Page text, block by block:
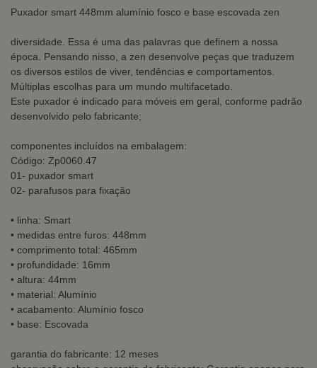
Puxador smart 448mm alumínio fosco e base escovada zen
diversidade. Essa é uma das palavras que definem a nossa
época. Pensando nisso, a zen desenvolve peças que traduzem
os diversos estilos de viver, tendências e comportamentos.
Múltiplas escolhas para um mundo multifacetado.
Este puxador é indicado para móveis em geral, conforme padrão
desenvolvido pelo fabricante;
componentes incluídos na embalagem:
Código: Zp0060.47
01- puxador smart
02- parafusos para fixação
• linha: Smart
• medidas entre furos: 448mm
• comprimento total: 465mm
• profundidade: 16mm
• altura: 44mm
• material: Alumínio
• acabamento: Alumínio fosco
• base: Escovada
garantia do fabricante: 12 meses